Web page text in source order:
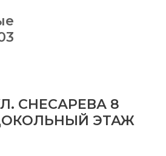
СНЕСАРЕВА 8
ЭТАЖ